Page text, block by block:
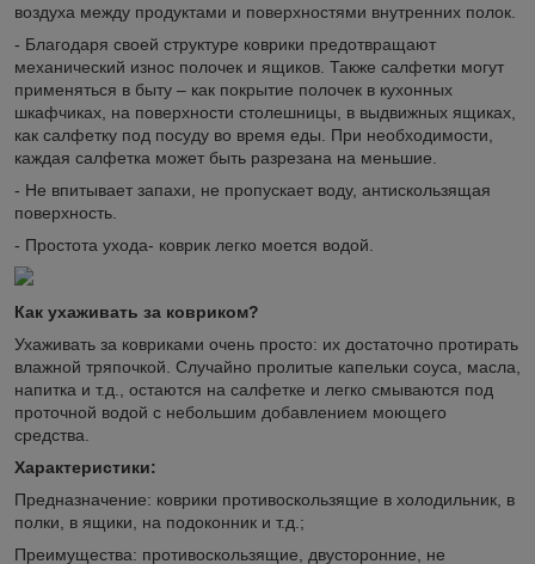
воздуха между продуктами и поверхностями внутренних полок.
- Благодаря своей структуре коврики предотвращают
механический износ полочек и ящиков. Также салфетки могут
применяться в быту – как покрытие полочек в кухонных
шкафчиках, на поверхности столешницы, в выдвижных ящиках,
как салфетку под посуду во время еды. При необходимости,
каждая салфетка может быть разрезана на меньшие.
- Не впитывает запахи, не пропускает воду, антискользящая
поверхность.
- Простота ухода- коврик легко моется водой.
Как ухаживать за ковриком?
Ухаживать за ковриками очень просто: их достаточно протирать
влажной тряпочкой. Случайно пролитые капельки соуса, масла,
напитка и т.д., остаются на салфетке и легко смываются под
проточной водой с небольшим добавлением моющего
средства.
Характеристики:
Предназначение: коврики противоскользящие в холодильник, в
полки, в ящики, на подоконник и т.д.;
Преимущества: противоскользящие, двусторонние, не